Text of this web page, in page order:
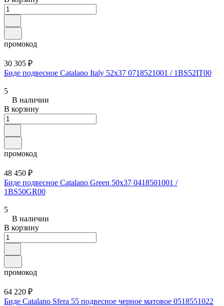
промокод
30 305 ₽
Биде подвесное Catalano Italy 52x37 0718521001 / 1BS52IT00
5
В наличии
В корзину
промокод
48 450 ₽
Биде подвесное Catalano Green 50x37 0418501001 /
1BS50GR00
5
В наличии
В корзину
промокод
64 220 ₽
Биде Catalano Sfera 55 подвесное черное матовое 0518551022